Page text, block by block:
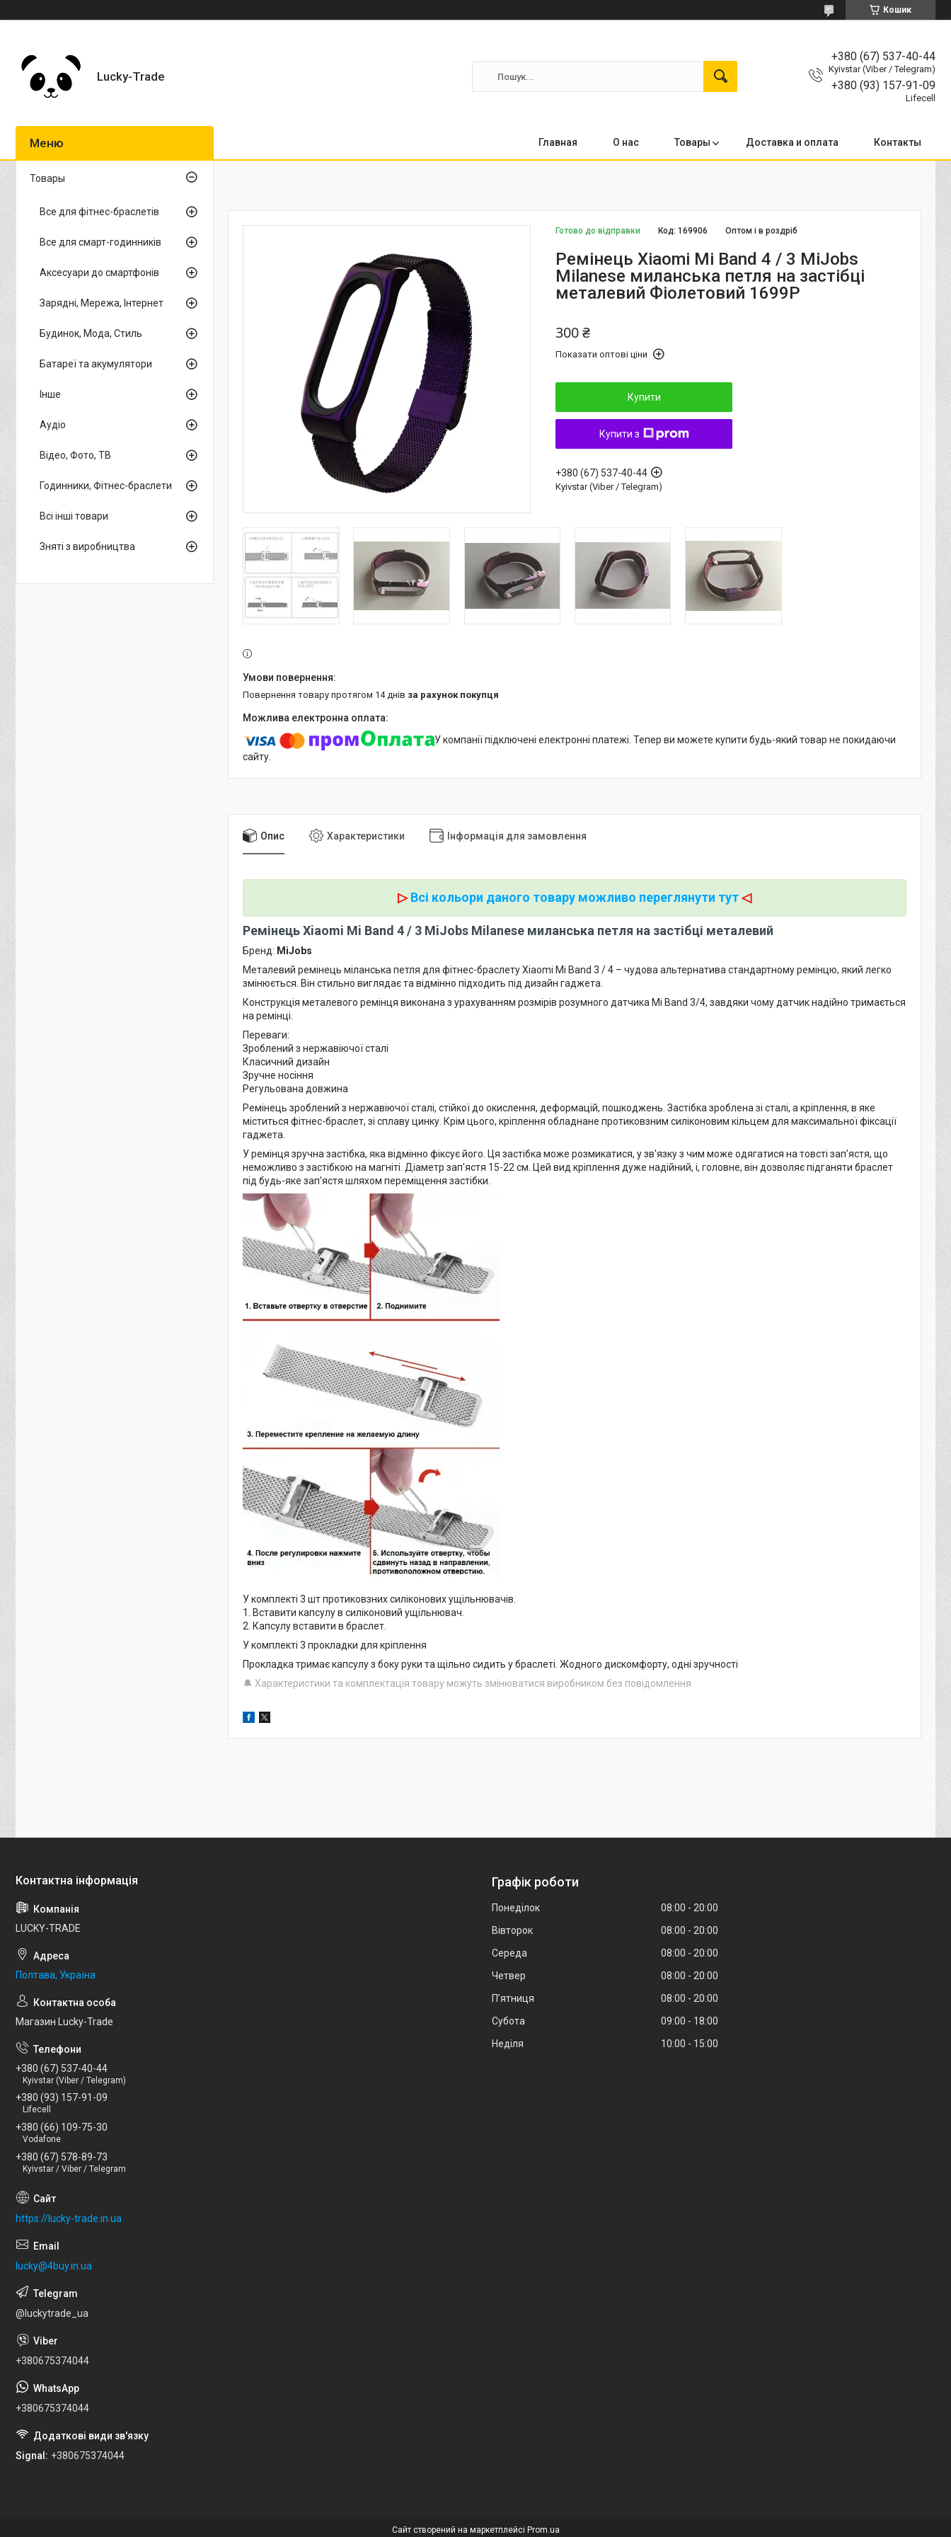
Кошик
Lucky-Trade
+380 (67) 537-40-44
Kyivstar (Viber / Telegram)
+380 (93) 157-91-09
Lifecell
Главная О нас Товары Доставка и оплата Контакты
Готово до відправки Оптом і в роздріб
Код:169906
Ремінець Xiaomi Mi Band 4 / 3 MiJobs
Milanese миланська петля на застібці
металевий Фіолетовий 1699P
300 ₴
Показати оптові ціни
Купити
Купити з
+380 (67) 537-40-44
Kyivstar (Viber / Telegram)
повернення товару протягом 14 днів за рахунок покупця
У компанії підключені електронні платежі. Тепер ви можете купити будь-який товар не покидаючи
сайту.
Опис Характеристики Інформація для замовлення
▷Всі кольори даного товару можливо переглянути тут◁
Ремінець Xiaomi Mi Band 4 / 3 MiJobs Milanese миланська петля на застібці металевий
Бренд: MiJobs
Металевий ремінець міланська петля для фітнес-браслету Xiaomi Mi Band 3 / 4 – чудова альтернатива стандартному ремінцю, який легко
змінюється. Він стильно виглядає та відмінно підходить під дизайн гаджета.
Конструкція металевого ремінця виконана з урахуванням розмірів розумного датчика Mi Band 3/4, завдяки чому датчик надійно тримається
на ремінці.
Переваги:
Зроблений з нержавіючої сталі
Класичний дизайн
Зручне носіння
Регульована довжина
Ремінець зроблений з нержавіючої сталі, стійкої до окислення, деформацій, пошкоджень. Застібка зроблена зі сталі, а кріплення, в яке
міститься фітнес-браслет, зі сплаву цинку. Крім цього, кріплення обладнане протиковзним силіконовим кільцем для максимальної фіксації
гаджета.
У ремінця зручна застібка, яка відмінно фіксує його. Ця застібка може розмикатися, у зв'язку з чим може одягатися на товсті зап'ястя, що
неможливо з застібкою на магніті. Діаметр зап'ястя 15-22 см. Цей вид кріплення дуже надійний, і, головне, він дозволяє підганяти браслет
під будь-яке зап'ястя шляхом переміщення застібки.
У комплекті 3 шт протиковзних силіконових ущільнювачів.
1. Вставити капсулу в силіконовий ущільнювач.
2. Капсулу вставити в браслет.
У комплекті 3 прокладки для кріплення
Прокладка тримає капсулу з боку руки та щільно сидить у браслеті. Жодного дискомфорту, одні зручності
🔔 Характеристики та комплектація товару можуть змінюватися виробником без повідомлення
Товары
Все для фітнес-браслетів
Все для смарт-годинників
Аксесуари до смартфонів
Зарядні, Мережа, Інтернет
Будинок, Мода, Стиль
Батареї та акумулятори
Інше
Аудіо
Відео, Фото, ТВ
Годинники, Фітнес-браслети
Всі інші товари
Зняті з виробництва
LUCKY-TRADE
Полтава, Україна
Магазин Lucky-Trade
+380 (67) 537-40-44
Kyivstar (Viber / Telegram)
+380 (93) 157-91-09
Lifecell
+380 (66) 109-75-30
Vodafone
+380 (67) 578-89-73
Kyivstar / Viber / Telegram
https://lucky-trade.in.ua
lucky@4buy.in.ua
@luckytrade_ua
+380675374044
+380675374044
Signal +380675374044
Графік роботи
Понеділок 08:00
20:00
Вівторок
08:00
20:00
Середа
08:00
20:00
Четвер
08:00
20:00
Пʼятниця
08:00
20:00
Субота
09:00
18:00
Неділя
10:00 15:00
Сайт створений на маркетплейсі Prom.ua